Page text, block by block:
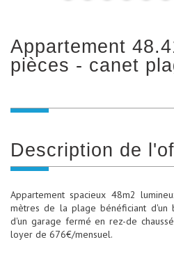
appartement 48.41 m² - 3
pièces - canet
description de
Appartement spacieux 48m2
mètres de la plage bénéficiant
d'un garage fermé en rez-de
loyer de 676€/mensuel.